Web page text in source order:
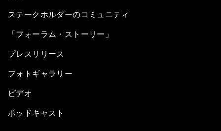
ステークホルダーのコミュニティ
「フォーラム・ストーリー」
プレスリリース
フォトギャラリー
ビデオ
ポッドキャスト